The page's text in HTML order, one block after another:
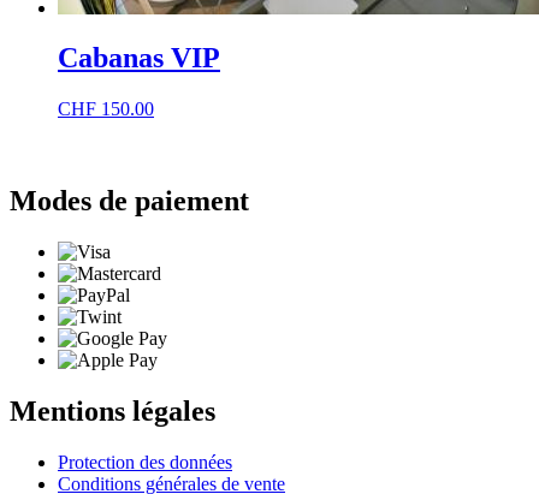
Cabanas VIP
CHF 150.00
Modes de paiement
Mentions légales
Protection des données
Conditions générales de vente